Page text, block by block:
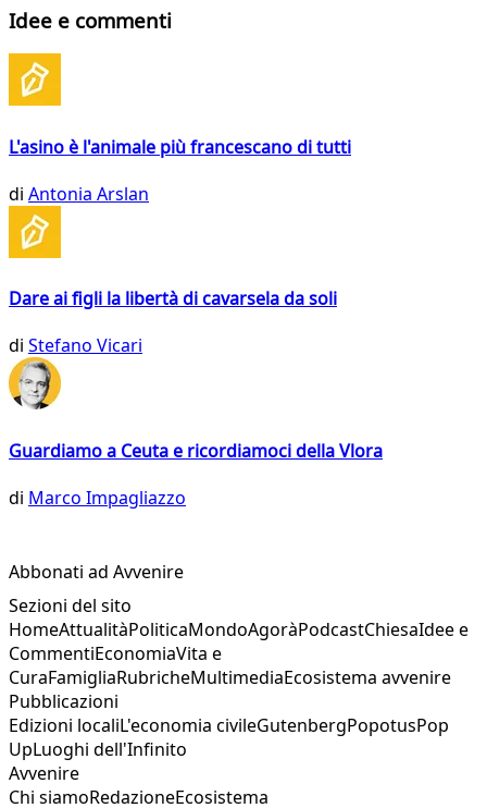
Idee e commenti
L'asino è l'animale più francescano di tutti
di Antonia Arslan
Dare ai figli la libertà di cavarsela da soli
di Stefano Vicari
Guardiamo a Ceuta e ricordiamoci della Vlora
di Marco Impagliazzo
Abbonati ad Avvenire
Sezioni del sito
HomeAttualitàPoliticaMondoAgoràPodcastChiesaIdee e
CommentiEconomiaVita e
CuraFamigliaRubricheMultimediaEcosistema avvenire
Pubblicazioni
Edizioni localiL'economia civileGutenbergPopotusPop
UpLuoghi dell'Infinito
Avvenire
Chi siamoRedazioneEcosistema